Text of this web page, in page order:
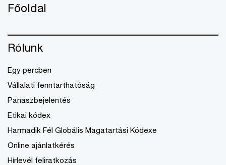
Főoldal
Rólunk
Egy percben
Vállalati fenntarthatóság
Panaszbejelentés
Etikai kódex
Harmadik Fél Globális Magatartási Kódexe
Online ajánlatkérés
Hírlevél feliratkozás